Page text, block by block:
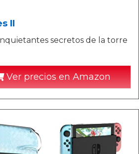
II
secretos de la torre
Ver precios en Amazon